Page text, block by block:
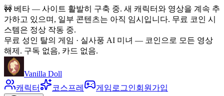
🚧 베타 — 사이트 활발히 구축 중. 새 캐릭터와 영상을 계속 추
가하고 있으며, 일부 콘텐츠는 아직 임시입니다. 무료 코인 시
스템은 정상 작동 중.
무료 성인 탈의 게임 · 실사풍 AI 미녀 — 코인으로 모든 영상
해제. 구독 없음, 카드 없음.
Vanilla Doll
캐릭터
코스프레 게임 로그인회원가입